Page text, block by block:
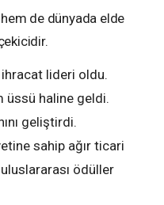
hem de dünyada elde
ihracat lideri oldu.
üssü haline geldi.
geliştirdi.
sahip ağır ticari
ödüller